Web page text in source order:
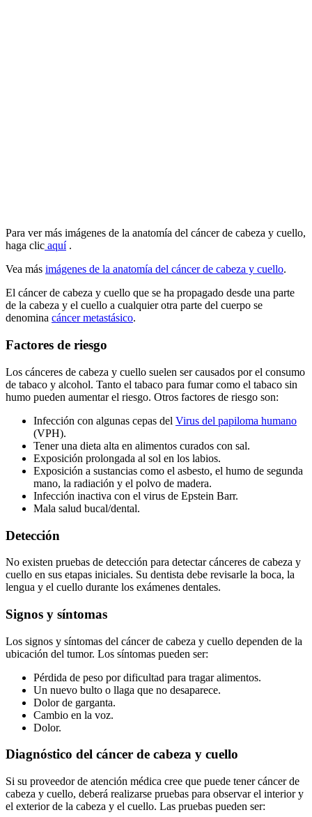
Para ver más imágenes de la anatomía del cáncer de cabeza y cuello,
haga clic aquí.
Vea más imágenes de la anatomía del cáncer de cabeza y cuello.
El cáncer de cabeza y cuello que se ha propagado desde una parte
de la cabeza y el cuello a cualquier otra parte del cuerpo se
denomina cáncer metastásico.
Factores de riesgo
Los cánceres de cabeza y cuello suelen ser causados por el consumo
de tabaco y alcohol. Tanto el tabaco para fumar como el tabaco sin
humo pueden aumentar el riesgo. Otros factores de riesgo son:
Infección con algunas cepas del Virus del papiloma humano
(VPH).
Tener una dieta alta en alimentos curados con sal.
Exposición prolongada al sol en los labios.
Exposición a sustancias como el asbesto, el humo de segunda
mano, la radiación y el polvo de madera.
Infección inactiva con el virus de Epstein Barr.
Mala salud bucal/dental.
Detección
No existen pruebas de detección para detectar cánceres de cabeza y
cuello en sus etapas iniciales. Su dentista debe revisarle la boca, la
lengua y el cuello durante los exámenes dentales.
Signos y síntomas
Los signos y síntomas del cáncer de cabeza y cuello dependen de la
ubicación del tumor. Los síntomas pueden ser:
Pérdida de peso por dificultad para tragar alimentos.
Un nuevo bulto o llaga que no desaparece.
Dolor de garganta.
Cambio en la voz.
Dolor.
Diagnóstico del cáncer de cabeza y cuello
Si su proveedor de atención médica cree que puede tener cáncer de
cabeza y cuello, deberá realizarse pruebas para observar el interior y
el exterior de la cabeza y el cuello. Las pruebas pueden ser: